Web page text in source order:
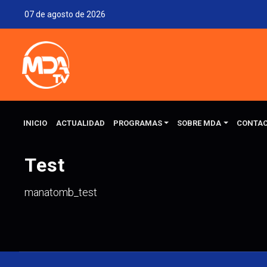
07 de agosto de 2026
INICIO ACTUALIDAD PROGRAMAS SOBRE MDA
Test
manatomb_test